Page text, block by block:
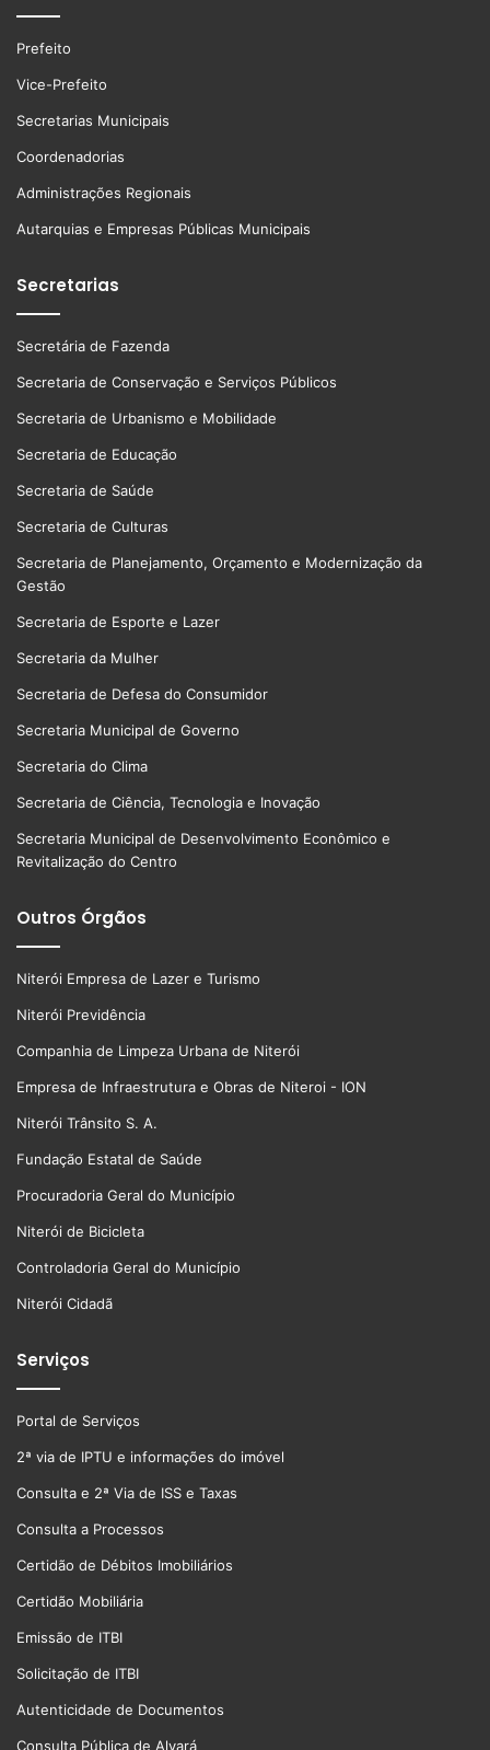
Prefeito
Vice-Prefeito
Secretarias Municipais
Coordenadorias
Administrações Regionais
Autarquias e Empresas Públicas Municipais
Secretarias
Secretária de Fazenda
Secretaria de Conservação e Serviços Públicos
Secretaria de Urbanismo e Mobilidade
Secretaria de Educação
Secretaria de Saúde
Secretaria de Culturas
Secretaria de Planejamento, Orçamento e Modernização da
Gestão
Secretaria de Esporte e Lazer
Secretaria da Mulher
Secretaria de Defesa do Consumidor
Secretaria Municipal de Governo
Secretaria do Clima
Secretaria de Ciência, Tecnologia e Inovação
Secretaria Municipal de Desenvolvimento Econômico e
Revitalização do Centro
Outros Órgãos
Niterói Empresa de Lazer e Turismo
Niterói Previdência
Companhia de Limpeza Urbana de Niterói
Empresa de Infraestrutura e Obras de Niteroi - ION
Niterói Trânsito S. A.
Fundação Estatal de Saúde
Procuradoria Geral do Município
Niterói de Bicicleta
Controladoria Geral do Município
Niterói Cidadã
Serviços
Portal de Serviços
2ª via de IPTU e informações do imóvel
Consulta e 2ª Via de ISS e Taxas
Consulta a Processos
Certidão de Débitos Imobiliários
Certidão Mobiliária
Emissão de ITBI
Solicitação de ITBI
Autenticidade de Documentos
Consulta Pública de Alvará